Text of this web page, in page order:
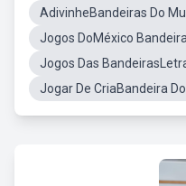
AdivinheBandeiras Do
Jogos DoMéxico Bandeira
Jogos Das
Jogar De CriaBandeira